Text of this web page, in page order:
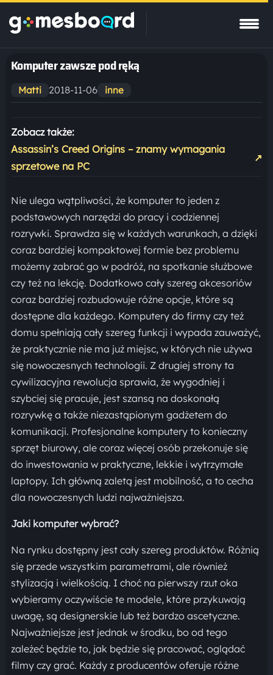
Komputer zawsze pod ręką
Matti 2018-11-06 inne
Zobacz także:
Assassin’s Creed Origins – znamy wymagania
sprzetowe na PC
↗
Nie ulega wątpliwości, że komputer to jeden z
podstawowych narzędzi do pracy i codziennej
rozrywki. Sprawdza się w każdych warunkach, a dzięki
coraz bardziej kompaktowej formie bez problemu
możemy zabrać go w podróż, na spotkanie służbowe
czy też na lekcję. Dodatkowo cały szereg akcesoriów
coraz bardziej rozbudowuje różne opcje, które są
dostępne dla każdego. Komputery do firmy czy też
domu spełniają cały szereg funkcji i wypada zauważyć,
że praktycznie nie ma już miejsc, w których nie używa
się nowoczesnych technologii. Z drugiej strony ta
cywilizacyjna rewolucja sprawia, że wygodniej i
szybciej się pracuje, jest szansą na doskonałą
rozrywkę a także niezastąpionym gadżetem do
komunikacji. Profesjonalne komputery to konieczny
sprzęt biurowy, ale coraz więcej osób przekonuje się
do inwestowania w praktyczne, lekkie i wytrzymałe
laptopy. Ich główną zaletą jest mobilność, a to cecha
dla nowoczesnych ludzi najważniejsza.
Jaki komputer wybrać?
Na rynku dostępny jest cały szereg produktów. Różnią
się przede wszystkim parametrami, ale również
stylizacją i wielkością. I choć na pierwszy rzut oka
wybieramy oczywiście te modele, które przykuwają
uwagę, są designerskie lub też bardzo ascetyczne.
Najważniejsze jest jednak w środku, bo od tego
zależeć będzie to, jak będzie się pracować, oglądać
filmy czy grać. Każdy z producentów oferuje różne